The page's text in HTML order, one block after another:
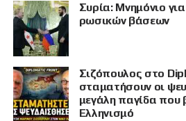
ΠΡΟΒΟΛΗ
Συρία: Μνημόνιο
ρωσικών βάσεων
Σιζόπουλος στο
σταματήσουν οι
μεγάλη παγίδα που
Ελληνισμό